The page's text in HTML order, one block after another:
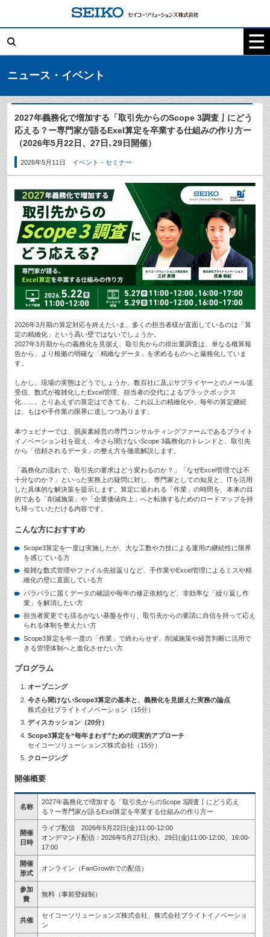
索:
ニュース・イベント
2027年義務化で増加する「取引先からのScope 3調査亅にどう
応える？ー専門家が語るExel算定を卒業する仕組みの作り方ー
（2026年5月22日、27日､29日開催）
2026年5月11日 イベント・セミナー
2026年3月期の算定対応を終えたいま、多くの担当者様が直面しているのは「算
定の精緻化」という高い壁ではないでしょうか。
2027年3月期からの義務化を見据え、取引先からの排出量調査は、単なる概算報
告から、より根拠の明確な「精緻なデータ」を求めるものへと厳格化していま
す。
しかし、現場の実態はどうでしょうか。数百社に及ぶサプライヤーとのメール送
受信、数式が複雑化したExcel管理、担当者の交代によるブラックボックス
化……。とりあえずの算定はできても、これ以上の精緻化や、毎年の算定継続
は、もはや手作業の限界に達しつつあります。
本ウェビナーでは、脱炭素経営の専門コンサルティングファームであるブライト
イノベーション社を迎え、今さら聞けないScope 3義務化のトレンドと、取引先
から「信頼されるデータ」の整え方を徹底解説します。
「義務化の流れで、取引先の要求はどう変わるのか？」「なぜExcel管理では不
十分なのか？」といった実務上の疑問に対し、専門家としての知見と、ITを活用
した具体的な解決策を提示します。算定に追われる「作業」の時間を、本来の目
的である「削減施策」や「企業価値向上」へと転換するためのロードマップを持
ち帰っていただける内容です。
こんな方におすすめ
Scope3算定を一度は実施したが、大な工数や力技による運用の継続性に限界
を感じている方
複雑な数式管理やファイル先祖返りなど、手作業やExcel管理によるミスや精
緻化の壁に直面している方
バラバラに届くデータの確認や毎年の修正依頼など、非効率な「繰り返し作
業」を解消したい方
担当者変更でも揺るがない基盤を作り、取引先からの要請に自信を持って応え
られる体制を整えたい方
Scope3算定を年一度の「作業」で終わらせず、削減施策や経営判断に活用で
きる管理体制へと進化させたい方
プログラム
オープニング
今さら聞けないScope3算定の基本と、義務化を見据えた実務の論点
株式会社ブライトイノベーション（15分）
ディスカッション（20分）
Scope3算定を“毎年まわす”ための現実的アプローチ
セイコーソリューションズ株式会社（15分）
クロージング
開催概要
名称
2027年義務化で増加する「取引先からのScope 3調査亅にどう応え
る？ー専門家が語るExel算定を卒業する仕組みの作り方ー
開催
日時
ライブ配信 2026年5月22日(金)11:00-12:00
オンデマンド配信：2026年5月27日(水)、29日(金)11:00-12:00、16:00-
17:00
開催
形式
オンライン（FanGrowthでの配信）
参加
費
無料（事前登録制）
共催
セイコーソリューションズ株式会社、株式会社ブライトイノベーショ
ン